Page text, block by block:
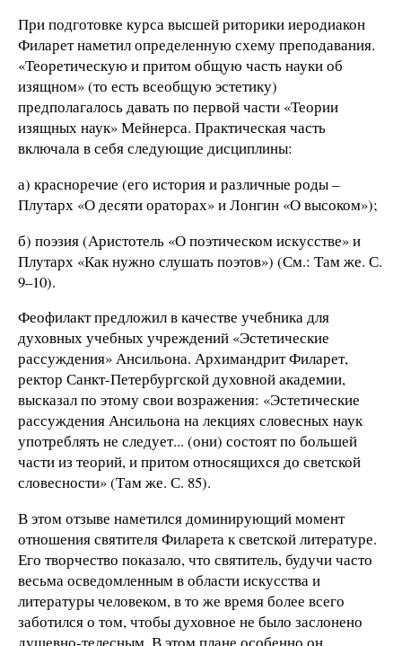
При подготовке курса высшей риторики иеродиакон
Филарет наметил определенную схему преподавания.
«Теоретическую и притом общую часть науки об
изящном» (то есть всеобщую эстетику)
предполагалось давать по первой части «Теории
изящных наук» Мейнерса. Практическая часть
включала в себя следующие дисциплины:
а) красноречие (его история и различные роды –
Плутарх «О десяти ораторах» и Лонгин «О высоком»);
б) поэзия (Аристотель «О поэтическом искусстве» и
Плутарх «Как нужно слушать поэтов») (См.: Там же. С.
9–10).
Феофилакт предложил в качестве учебника для
духовных учебных учреждений «Эстетические
рассуждения» Ансильона. Архимандрит Филарет,
ректор Санкт-Петербургской духовной академии,
высказал по этому свои возражения: «Эстетические
рассуждения Ансильона на лекциях словесных наук
употреблять не следует... (они) состоят по большей
части из теорий, и притом относящихся до светской
словесности» (Там же. С. 85).
В этом отзыве наметился доминирующий момент
отношения святителя Филарета к светской литературе.
Его творчество показало, что святитель, будучи часто
весьма осведомленным в области искусства и
литературы человеком, в то же время более всего
заботился о том, чтобы духовное не было заслонено